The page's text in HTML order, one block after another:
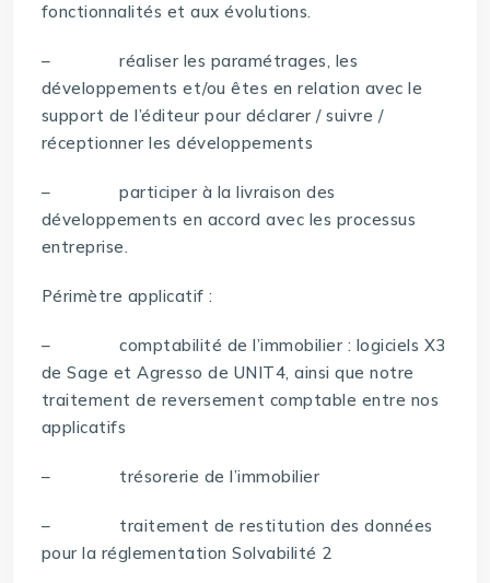
fonctionnalités et aux évolutions.
– réaliser les paramétrages, les
développements et/ou êtes en relation avec le
support de l’éditeur pour déclarer / suivre /
réceptionner les développements
– participer à la livraison des
développements en accord avec les processus
entreprise.
Périmètre applicatif :
– comptabilité de l’immobilier : logiciels X3
de Sage et Agresso de UNIT4, ainsi que notre
traitement de reversement comptable entre nos
applicatifs
– trésorerie de l’immobilier
– traitement de restitution des données
pour la réglementation Solvabilité 2